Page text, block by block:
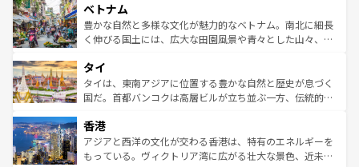
参照してほしい。
容にもいいと評判のスイーツなど、バラエティ豊かな料理
が味わえる。 なお、新着の台湾情報は コンテンツ一覧を参
照してほしい。
き、地方に足を延ばせば四季折々の自然美を楽しむことが
できる。そして、キムチや焼肉、絶品のストリートフード
まで、さまざまな韓国料理が待っている。夜には、韓国な
リティに包まれながら、韓国の多彩な魅力を心ゆくまで味
わってみてほしい。 なお、新着の韓国情報はコンテンツ一
覧を参照してほしい。
ベトナム
豊かな自然と多様な文化が魅力的なベトナム。南北に細長
く伸びる国土には、広大な田園風景や青々とした山々、世
急速な発展と共に伝統が息づく。ハノイの古い町並みやホ
ーチミン市のフランス統治時代の建物も、独特の雰囲気を
醸し出している。また、バラエティの豊かさとおいしさで
とつ。フォーやバインミー、ベトナムコーヒーなどは、ぜ
ひ現地で味わいたい。どの地域を訪れてもあたたかい人々
が旅行者を迎えてくれるので、きっと忘れられない旅にな
タイ
タイは、東南アジアに位置する豊かな自然と歴史が息づく
国だ。首都バンコクは高層ビルが立ち並ぶ一方、伝統的な
の活気が交差している。北部ではチェンマイなどの山岳地
帯で自然と触れ合い、南部ではプーケットやクラビの美し
いビーチでリゾート気分を楽しむことができる。タイ料理
香港
アジアと西洋の文化が交わる香港は、特有のエネルギーを
もっている。ヴィクトリア湾に広がる壮大な景色、近未来